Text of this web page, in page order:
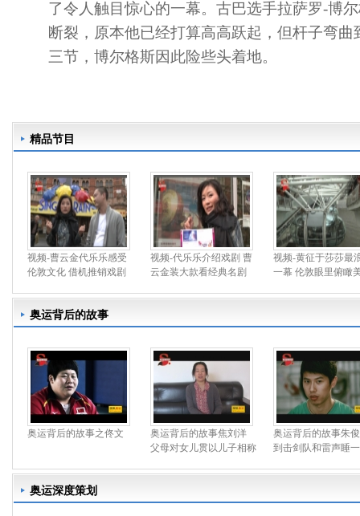
了令人触目惊心的一幕。古巴选手拉萨罗-博
断裂，原本他已经打算高高跃起，但杆子弯
三节，博尔格斯因此险些头着地。
精品节目
视频-曹云金代乐乐感受
伦敦文化 借机推销戏剧
视频-代乐乐介绍戏剧 曹
云金装大款看经典名剧
视频-黄征于莎莎最
一幕 伦敦眼里俯瞰
奥运背后的故事
奥运背后的故事之佟文
奥运背后的故事焦刘洋
父母对女儿贯以儿子相称
奥运背后的故事朱
到击剑队和雷声睡
奥运深度策划